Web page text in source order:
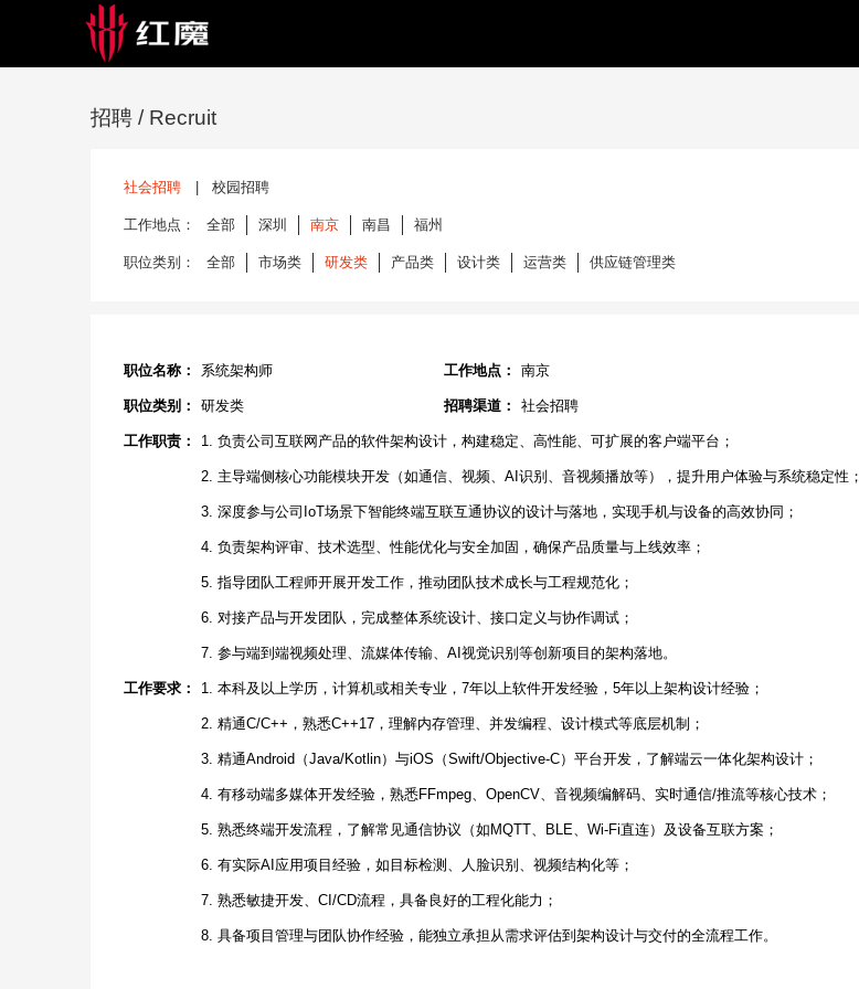
招聘 / Recruit
社会招聘 校园招聘
工作地点： 全部 深圳 南京 南昌 福州
职位类别： 全部 市场类 研发类 产品类 设计类 运营类 供应链管理类
职位名称： 系统架构师 工作地点： 南京
职位类别： 研发类 招聘渠道： 社会招聘
工作职责： 1. 负责公司互联网产品的软件架构设计，构建稳定、高性能、可扩展的客户端平台；
2. 主导端侧核心功能模块开发（如通信、视频、AI识别、音视频播放等），提升用户体验与系统稳定性；
3. 深度参与公司IoT场景下智能终端互联互通协议的设计与落地，实现手机与设备的高效协同；
4. 负责架构评审、技术选型、性能优化与安全加固，确保产品质量与上线效率；
5. 指导团队工程师开展开发工作，推动团队技术成长与工程规范化；
6. 对接产品与开发团队，完成整体系统设计、接口定义与协作调试；
7. 参与端到端视频处理、流媒体传输、AI视觉识别等创新项目的架构落地。
工作要求： 1. 本科及以上学历，计算机或相关专业，7年以上软件开发经验，5年以上架构设计经验；
2. 精通C/C++，熟悉C++17，理解内存管理、并发编程、设计模式等底层机制；
3. 精通Android（Java/Kotlin）与iOS（Swift/Objective-C）平台开发，了解端云一体化架构设计；
4. 有移动端多媒体开发经验，熟悉FFmpeg、OpenCV、音视频编解码、实时通信/推流等核心技术；
5. 熟悉终端开发流程，了解常见通信协议（如MQTT、BLE、Wi-Fi直连）及设备互联方案；
6. 有实际AI应用项目经验，如目标检测、人脸识别、视频结构化等；
7. 熟悉敏捷开发、CI/CD流程，具备良好的工程化能力；
8. 具备项目管理与团队协作经验，能独立承担从需求评估到架构设计与交付的全流程工作。